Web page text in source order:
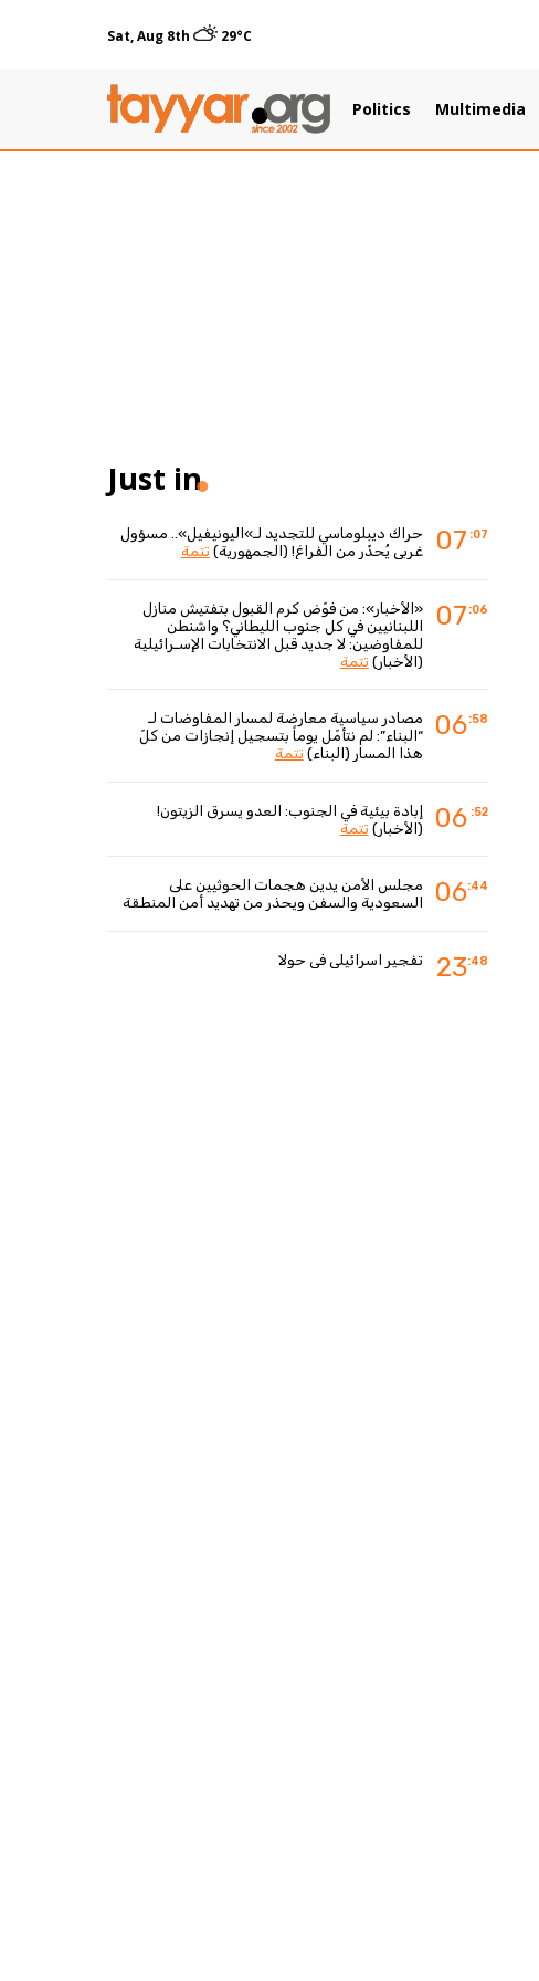
Sat, Aug 8th 29°C
Politics Multimedia
Just in
07 :07
حراك ديبلوماسي للتجديد لـ»اليونيفيل».. مسؤول
غربي يُحذّر من الفراغ! (الجمهورية)تتمة
07 :06
«الأخبار»: من فوّض كرم القبول بتفتيش منازل
اللبنانيين في كل جنوب الليطاني؟ واشنطن
للمفاوضين: لا جديد قبل الانتخابات الإسـرائيلية
(الأخبار)تتمة
06:58
مصادر سياسية معارضة لمسار المفاوضات لـ
“البناء”: لم نتأمّل يوماً بتسجيل إنجازات من كلّ
هذا المسار (البناء)تتمة
06 :52
إبادة بيئية في الجنوب: العدو يسرق الزيتون!
(الأخبار)تتمة
06:44
مجلس الأمن يدين هجمات الحوثيين على
السعودية والسفن ويحذر من تهديد أمن المنطقة
23:48 تفجير اسرائيلي في حولا